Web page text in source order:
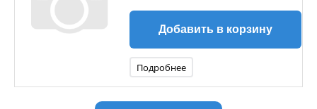
Добавить в корзину
Подробнее